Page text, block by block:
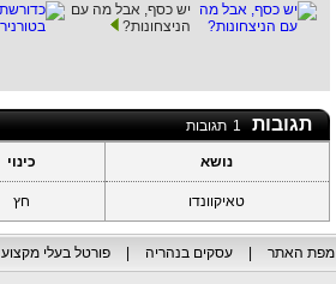
יש כסף, אבל מה עם
הניצחונות?
תגובות 1 תגובות
נושא כינוי
טאיקוונדו חץ
מפת האתר עסקים בנהריה פורטל בעלי מקצוע